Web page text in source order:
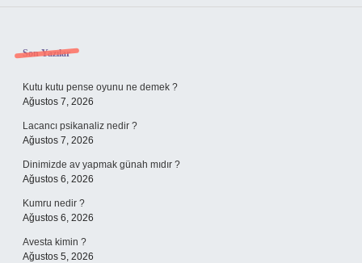
Sidebar
Son Yazılar
Kutu kutu pense oyunu ne demek ?
Ağustos 7, 2026
Lacancı psikanaliz nedir ?
Ağustos 7, 2026
Dinimizde av yapmak günah mıdır ?
Ağustos 6, 2026
Kumru nedir ?
Ağustos 6, 2026
Avesta kimin ?
Ağustos 5, 2026